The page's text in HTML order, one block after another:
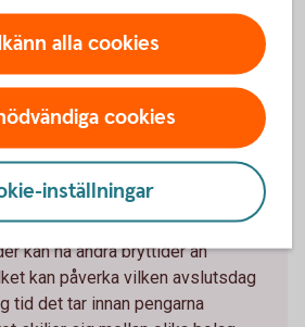
från Swedbank Robur före
du oftast den dagens kurs.
kan ha andra bryttider än
kan påverka vilken avslutsdag
tid det tar innan pengarna
alla cookies
cookies
inställningar